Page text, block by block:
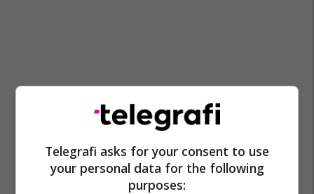
Telegrafi asks for your consent to use
your personal data for the following
purposes: